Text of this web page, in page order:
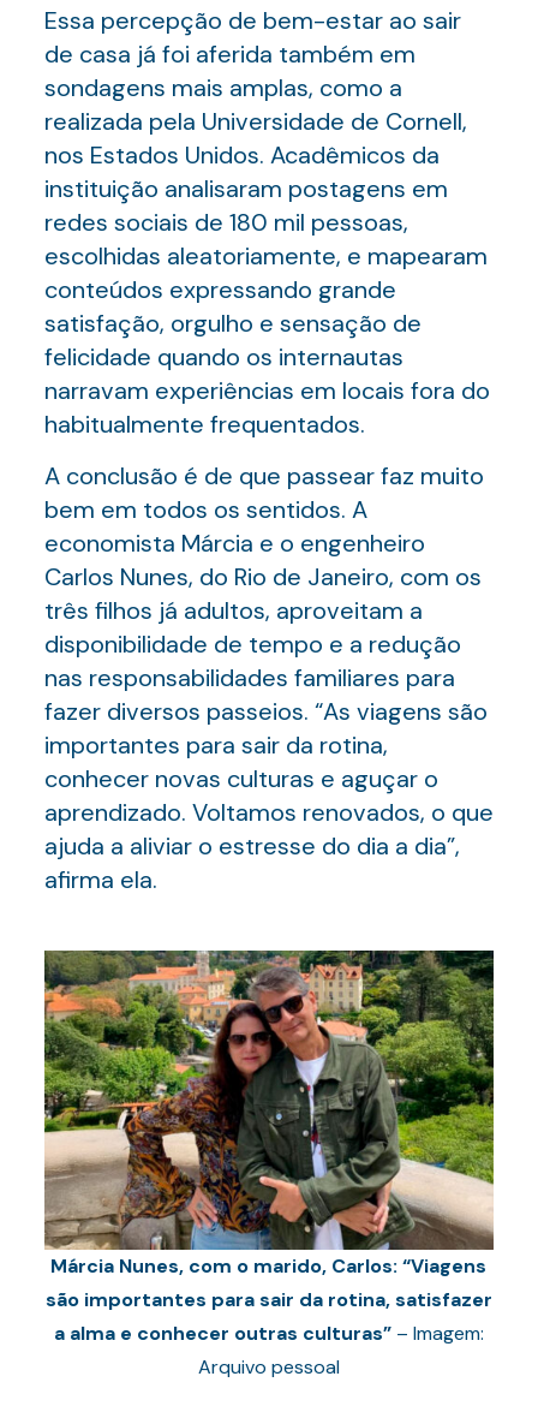
Essa percepção de bem-estar ao sair
de casa já foi aferida também em
sondagens mais amplas, como a
realizada pela Universidade de Cornell,
nos Estados Unidos. Acadêmicos da
instituição analisaram postagens em
redes sociais de 180 mil pessoas,
escolhidas aleatoriamente, e mapearam
conteúdos expressando grande
satisfação, orgulho e sensação de
felicidade quando os internautas
narravam experiências em locais fora do
habitualmente frequentados.
A conclusão é de que passear faz muito
bem em todos os sentidos. A
economista Márcia e o engenheiro
Carlos Nunes, do Rio de Janeiro, com os
três filhos já adultos, aproveitam a
disponibilidade de tempo e a redução
nas responsabilidades familiares para
fazer diversos passeios. “As viagens são
importantes para sair da rotina,
conhecer novas culturas e aguçar o
aprendizado. Voltamos renovados, o que
ajuda a aliviar o estresse do dia a dia”,
afirma ela.
Márcia Nunes, com o marido, Carlos: “Viagens
são importantes para sair da rotina, satisfazer
a alma e conhecer outras culturas”– Imagem:
Arquivo pessoal